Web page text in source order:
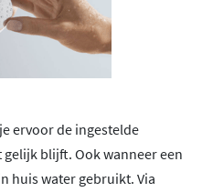
ervoor de ingestelde
blijft. Ook wanneer een
huis water gebruikt. Via